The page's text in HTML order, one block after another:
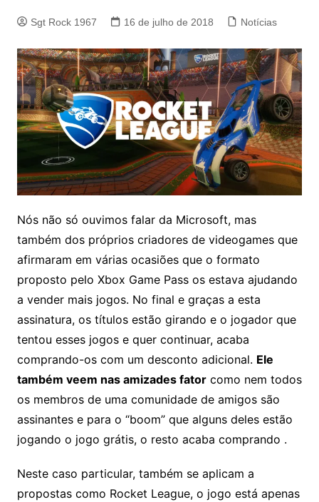
Sgt Rock 1967 16 de julho de 2018 Notícias
Nós não só ouvimos falar da Microsoft, mas
também dos próprios criadores de videogames que
afirmaram em várias ocasiões que o formato
proposto pelo Xbox Game Pass os estava ajudando
a vender mais jogos. No final e graças a esta
assinatura, os títulos estão girando e o jogador que
tentou esses jogos e quer continuar, acaba
comprando-os com um desconto adicional. Ele
também veem nas amizades fatorcomo nem todos
os membros de uma comunidade de amigos são
assinantes e para o “boom” que alguns deles estão
jogando o jogo grátis, o resto acaba comprando .
Neste caso particular, também se aplicam a
propostas como Rocket League, o jogo está apenas